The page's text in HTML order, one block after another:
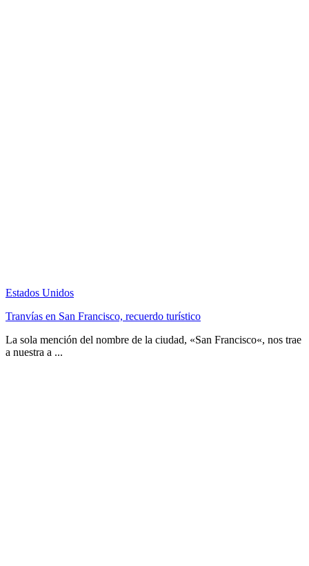
Estados Unidos
Tranvías en San Francisco, recuerdo turístico
La sola mención del nombre de la ciudad, «San Francisco«, nos trae
a nuestra a ...